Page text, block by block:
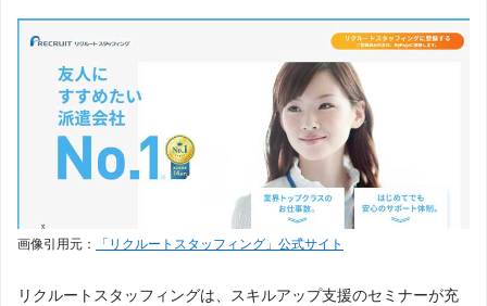
画像引用元： 「リクルートスタッフィング」公式サイト
リクルートスタッフィングは、スキルアップ支援のセミナーが充